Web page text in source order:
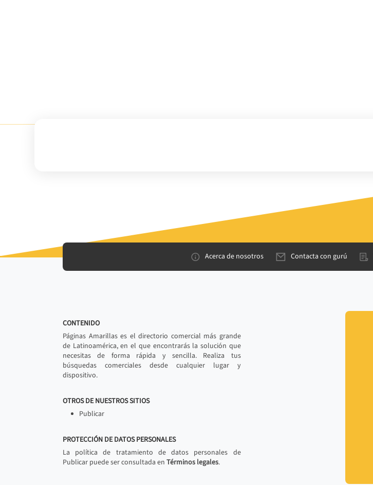
Acerca de nosotros Contacta con gurú
CONTENIDO
Páginas Amarillas es el directorio comercial más grande
de Latinoamérica, en el que encontrarás la solución que
necesitas de forma rápida y sencilla. Realiza tus
búsquedas comerciales desde cualquier lugar y
dispositivo.
OTROS DE NUESTROS SITIOS
Publicar
PROTECCIÓN DE DATOS PERSONALES
La política de tratamiento de datos personales de
Publicar puede ser consultada en Términos legales.